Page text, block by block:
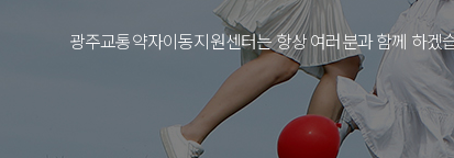
광주교통약자이동지원센터는 항상 여러분과 함께 하겠